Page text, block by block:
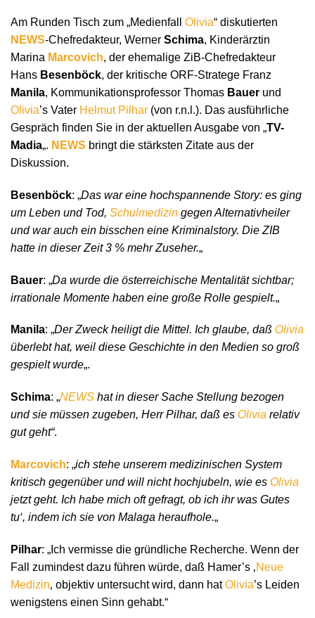
Am Runden Tisch zum „Medienfall Olivia“ diskutierten
NEWS-Chefredakteur, Werner Schima, Kinderärztin
Marina Marcovich, der ehemalige ZiB-Chefredakteur
Hans Besenböck, der kritische ORF-Stratege Franz
Manila, Kommunikationsprofessor Thomas Bauer und
Olivia’s Vater Helmut Pilhar (von r.n.l.). Das ausführliche
Gespräch finden Sie in der aktuellen Ausgabe von „TV-
Madia„. NEWS bringt die stärksten Zitate aus der
Diskussion.
Besenböck: „Das war eine hochspannende Story: es ging
um Leben und Tod, Schulmedizin gegen Alternativheiler
und war auch ein bisschen eine Kriminalstory. Die ZIB
hatte in dieser Zeit 3 % mehr Zuseher.„
Bauer: „Da wurde die österreichische Mentalität sichtbar;
irrationale Momente haben eine große Rolle gespielt.„
Manila: „Der Zweck heiligt die Mittel. Ich glaube, daß Olivia
überlebt hat, weil diese Geschichte in den Medien so groß
gespielt wurde„.
Schima: „NEWS hat in dieser Sache Stellung bezogen
und sie müssen zugeben, Herr Pilhar, daß es Olivia relativ
gut geht“.
Marcovich: „ich stehe unserem medizinischen System
kritisch gegenüber und will nicht hochjubeln, wie es Olivia
jetzt geht. Ich habe mich oft gefragt, ob ich ihr was Gutes
tu‘, indem ich sie von Malaga heraufhole.„
Pilhar: „Ich vermisse die gründliche Recherche. Wenn der
Fall zumindest dazu führen würde, daß Hamer’s ‚Neue
Medizin‚ objektiv untersucht wird, dann hatOlivia’s Leiden
wenigstens einen Sinn gehabt.“